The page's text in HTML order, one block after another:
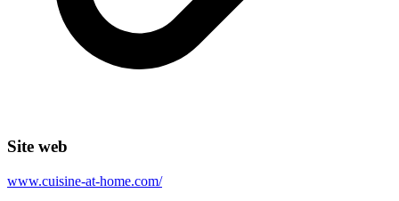
Site web
www.cuisine-at-home.com/